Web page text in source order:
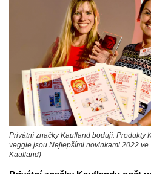
Privátní značky Kaufland bodují. Produkty
veggie jsou Nejlepšími novinkami 2022 ve
Kaufland)